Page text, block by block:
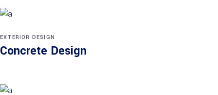
EXTERIOR DESIGN
Concrete Design